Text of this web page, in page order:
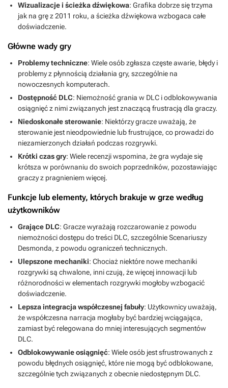
Wizualizacje i ścieżka dźwiękowa: Grafika dobrze się trzyma
jak na grę z 2011 roku, a ścieżka dźwiękowa wzbogaca całe
doświadczenie.
Główne wady gry
Problemy techniczne: Wiele osób zgłasza częste awarie, błędy i
problemy z płynnością działania gry, szczególnie na
nowoczesnych komputerach.
Dostępność DLC: Niemożność grania w DLC i odblokowywania
osiągnięć z nimi związanych jest znaczącą frustracją dla graczy.
Niedoskonałe sterowanie: Niektórzy gracze uważają, że
sterowanie jest nieodpowiednie lub frustrujące, co prowadzi do
niezamierzonych działań podczas rozgrywki.
Krótki czas gry: Wiele recenzji wspomina, że gra wydaje się
krótsza w porównaniu do swoich poprzedników, pozostawiając
graczy z pragnieniem więcej.
Funkcje lub elementy, których brakuje w grze według
użytkowników
Grające DLC: Gracze wyrażają rozczarowanie z powodu
niemożności dostępu do treści DLC, szczególnie Scenariuszy
Desmonda, z powodu ograniczeń technicznych.
Ulepszone mechaniki: Chociaż niektóre nowe mechaniki
rozgrywki są chwalone, inni czują, że więcej innowacji lub
różnorodności w elementach rozgrywki mogłoby wzbogacić
doświadczenie.
Lepsza integracja współczesnej fabuły: Użytkownicy uważają,
że współczesna narracja mogłaby być bardziej wciągająca,
zamiast być relegowana do mniej interesujących segmentów
DLC.
Odblokowywanie osiągnięć: Wiele osób jest sfrustrowanych z
powodu błędnych osiągnięć, które nie mogą być odblokowane,
szczególnie tych związanych z obecnie niedostępnym DLC.